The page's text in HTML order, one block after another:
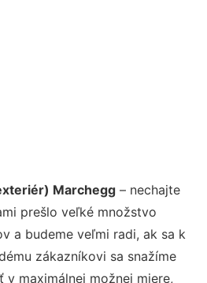
Marchegg – nechajte
prešlo veľké množstvo
a budeme veľmi radi, ak sa k
zákazníkovi sa snažíme
maximálnej možnej miere,